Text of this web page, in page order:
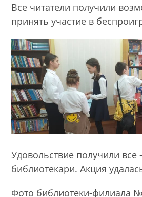
Все читатели получили
принять участие в
Удовольствие получили
библиотекари. Акция
Фото библиотеки-филиала